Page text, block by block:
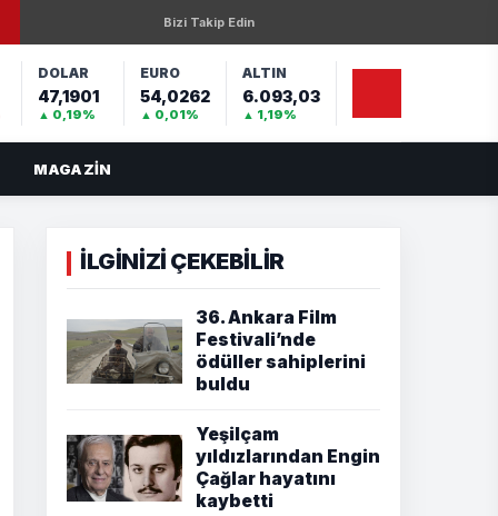
Bizi Takip Edin
DOLAR
47,1901
▲ 0,19%
EURO
54,0262
▲ 0,01%
ALTIN
6.093,03
▲ 1,19%
MAGAZIN
İLGİNİZİ ÇEKEBİLİR
36. Ankara Film
Festivali’nde
ödüller sahiplerini
buldu
Yeşilçam
yıldızlarından Engin
Çağlar hayatını
kaybetti